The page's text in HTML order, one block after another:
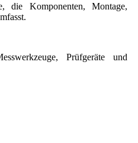
die Komponenten, Montage,
Prüfgeräte und